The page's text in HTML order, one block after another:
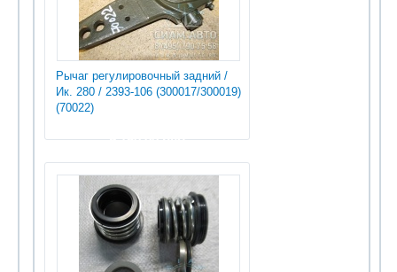
Рычаг регулировочный задний /
Ик. 280 / 2393-106 (300017/300019)
(70022)
9 750.00 руб